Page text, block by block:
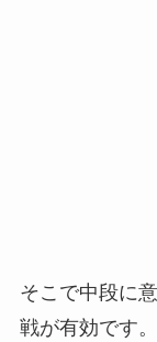
そこで中段に
戦が有効です。